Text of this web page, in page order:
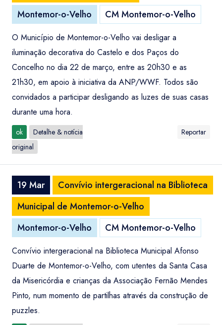
Montemor-o-Velho CM Montemor-o-Velho
O Município de Montemor-o-Velho vai desligar a
iluminação decorativa do Castelo e dos Paços do
Concelho no dia 22 de março, entre as 20h30 e as
21h30, em apoio à iniciativa da ANP/WWF. Todos são
convidados a participar desligando as luzes de suas casas
durante uma hora.
ok
Detalhe & notícia
original
Reportar
19 Mar
Convívio intergeracional na Biblioteca
Municipal de Montemor-o-Velho
Montemor-o-Velho
CM Montemor-o-Velho
Convívio intergeracional na Biblioteca Municipal Afonso
Duarte de Montemor-o-Velho, com utentes da Santa Casa
da Misericórdia e crianças da Associação Fernão Mendes
Pinto, num momento de partilhas através da construção de
puzzles.